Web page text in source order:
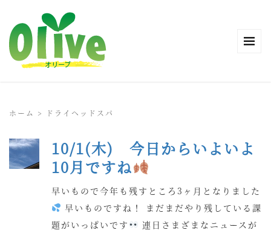
ホーム > ドライヘッドスパ
10/1(木) 今日からいよいよ
10月ですね
早いもので今年も残すところ3ヶ月となりました
早いものですね！ まだまだやり残している課
題がいっぱいです
連日さまざまなニュースが